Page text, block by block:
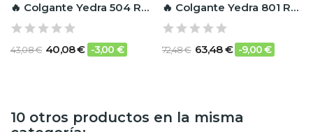
🔥 Colgante Yedra 504 RF Ignífugo
43,08 € 40,08 € -3,00 €
🔥 Colgante Yedra 801 RF Ignífugo
72,48 € 63,48 € -9,00 €
10 otros productos en la misma